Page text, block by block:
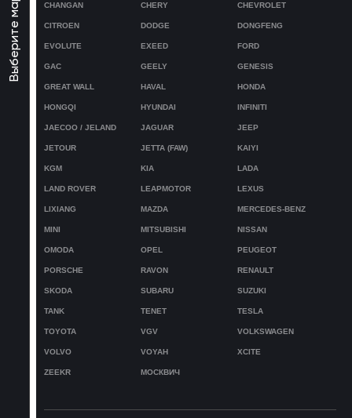
CHANGAN CHERY CHEVROLET
CITROEN DODGE DONGFENG
EVOLUTE EXEED FORD
GAC GEELY GENESIS
GREAT WALL HAVAL HONDA
HONGQI HYUNDAI INFINITI
JAECOO / JELAND JAGUAR JEEP
JETOUR JETTA (FAW) KAIYI
KGM KIA LADA
LAND ROVER LEAPMOTOR LEXUS
LIXIANG MAZDA MERCEDES-BENZ
MINI MITSUBISHI NISSAN
OMODA OPEL PEUGEOT
PORSCHE RAVON RENAULT
SKODA SUBARU SUZUKI
TANK TENET TESLA
TOYOTA VGV VOLKSWAGEN
VOLVO VOYAH XCITE
ZEEKR МОСКВИЧ